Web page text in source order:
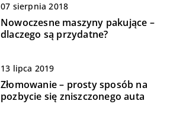
07 sierpnia 2018
Nowoczesne maszyny pakujące –
dlaczego są przydatne?
13 lipca 2019
Złomowanie – prosty sposób na
pozbycie się zniszczonego auta